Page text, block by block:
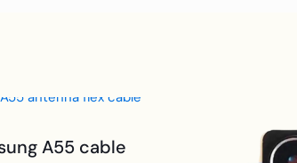
A55 cable